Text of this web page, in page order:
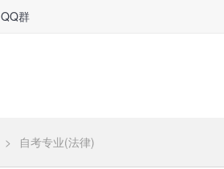
QQ群
> 自考专业(法律)